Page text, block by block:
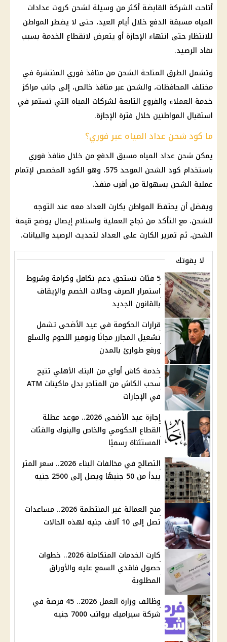
أتاحت الشركة القابضة أكثر من وسيلة لشحن كروت عدادات
المياه مسبقة الدفع خلال أيام العيد، حتى لا يضطر المواطن
للانتظار حتى انتهاء الإجازة أو يتعرض لانقطاع الخدمة بسبب
نفاد الرصيد.
وتشمل الطرق المتاحة الشحن من منافذ فوري المنتشرة في
مختلف المحافظات، والشحن عبر منافذ خالص، إلى جانب مراكز
خدمة العملاء والفروع التابعة لشركات المياه التي تستمر في
استقبال المواطنين خلال فترة الإجازة.
ما كود شحن عداد المياه عبر فوري؟
يمكن شحن عداد المياه مسبق الدفع من خلال منافذ فوري
باستخدام كود الشحن الموحد 575، وهو الكود المخصص لإتمام
عملية الشحن بسهولة من أقرب منفذ.
ويفضل أن يحتفظ المواطن بكارت العداد معه عند التوجه
للشحن، مع التأكد من نجاح العملية واستلام إيصال يوضح قيمة
الشحن، ثم تمرير الكارت على العداد لتحديث الرصيد والبيانات.
لا يفوتك
5 فئات تستحق دعم تكافل وكرامة وشروط
استمرار الصرف وحالات الخصم والإيقاف
بالقانون الجديد
قرارات الحكومة في عيد الأضحى تشمل
تشغيل المجازر مجانًا وتوفير اللحوم والسلع
ورفع طوارئ بالمدن
خدمة كاش أواي من البنك الأهلي تتيح
سحب الكاش من المتاجر بدل ماكينات ATM
في الإجازات
إجازة عيد الأضحى 2026.. موعد عطلة
القطاع الحكومي والخاص والبنوك والفئات
المستثناة رسميًا
التصالح في مخالفات البناء 2026.. سعر المتر
يبدأ من 50 جنيهًا ويصل إلى 2500 جنيه
منح العمالة غير المنتظمة 2026.. مساعدات
تصل إلى 10 آلاف جنيه لهذه الحالات
كارت الخدمات المتكاملة 2026.. خطوات
حصول فاقدي السمع عليه والأوراق
المطلوبة
وظائف وزارة العمل 2026.. 45 فرصة في
شركة سيراميك برواتب 7000 جنيه